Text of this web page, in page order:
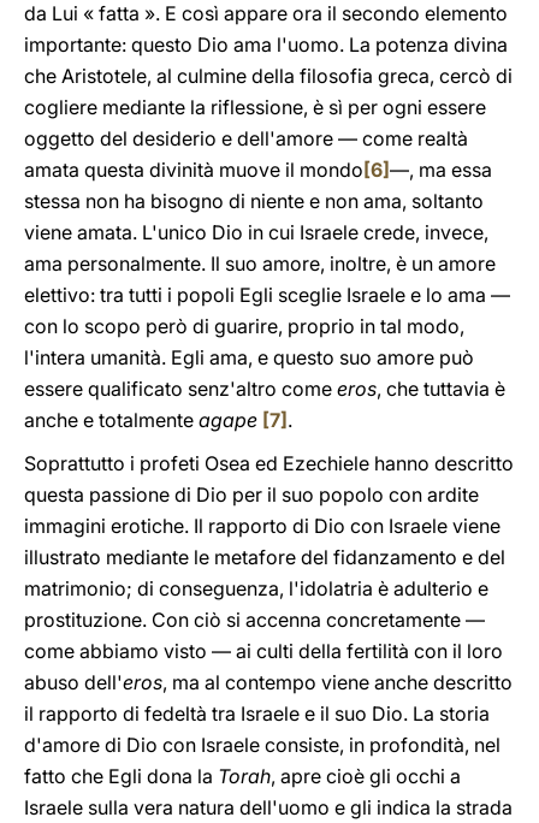
da Lui « fatta ». E così appare ora il secondo elemento
importante: questo Dio ama l'uomo. La potenza divina
che Aristotele, al culmine della filosofia greca, cercò di
cogliere mediante la riflessione, è sì per ogni essere
oggetto del desiderio e dell'amore — come realtà
amata questa divinità muove il mondo [6]—, ma essa
stessa non ha bisogno di niente e non ama, soltanto
viene amata. L'unico Dio in cui Israele crede, invece,
ama personalmente. Il suo amore, inoltre, è un amore
elettivo: tra tutti i popoli Egli sceglie Israele e lo ama —
con lo scopo però di guarire, proprio in tal modo,
l'intera umanità. Egli ama, e questo suo amore può
essere qualificato senz'altro come eros, che tuttavia è
anche e totalmente agape [7] .
Soprattutto i profeti Osea ed Ezechiele hanno descritto
questa passione di Dio per il suo popolo con ardite
immagini erotiche. Il rapporto di Dio con Israele viene
illustrato mediante le metafore del fidanzamento e del
matrimonio; di conseguenza, l'idolatria è adulterio e
prostituzione. Con ciò si accenna concretamente —
come abbiamo visto — ai culti della fertilità con il loro
abuso dell'eros, ma al contempo viene anche descritto
il rapporto di fedeltà tra Israele e il suo Dio. La storia
d'amore di Dio con Israele consiste, in profondità, nel
fatto che Egli dona la Torah, apre cioè gli occhi a
Israele sulla vera natura dell'uomo e gli indica la strada